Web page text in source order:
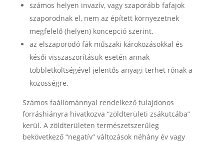
számos helyen invazív, vagy szaporább fafajok
szaporodnak el, nem az épített környezetnek
megfelelő (helyen) koncepció szerint.
az elszaporodó fák műszaki károkozásokkal és
késői visszaszorításuk esetén annak
többletköltségével jelentős anyagi terhet rónak a
közösségre.
Számos faállománnyal rendelkező tulajdonos
forráshiányra hivatkozva “zöldterületi zsákutcába”
kerül. A zöldterületen természetszerűleg
bekövetkező “negatív” változások néhány év vagy